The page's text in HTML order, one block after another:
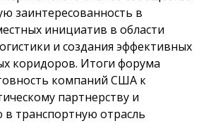
заинтересованность в
инициатив в области
и создания эффективных
коридоров. Итоги форума
компаний США к
партнерству и
транспортную отрасль